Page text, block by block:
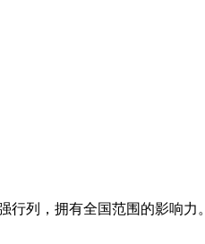
行列，拥有全国范围的影响力